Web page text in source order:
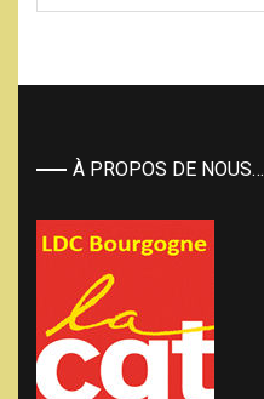
À PROPOS DE NOUS…